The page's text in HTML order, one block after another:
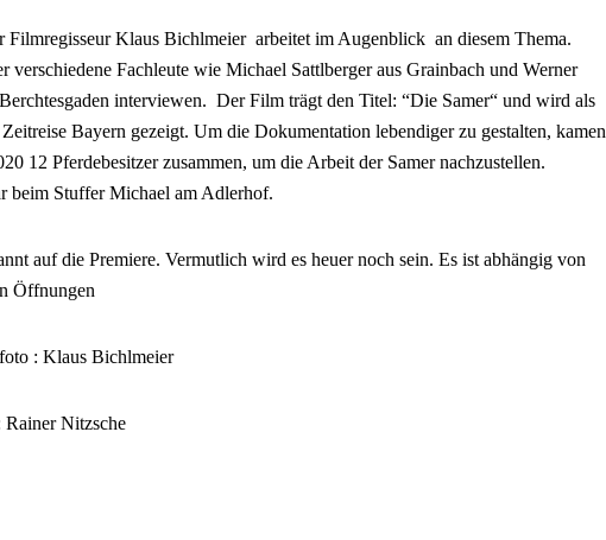
Filmregisseur Klaus Bichlmeier arbeitet im Augenblick an diesem Thema.
verschiedene Fachleute wie Michael Sattlberger aus Grainbach und Werner
interviewen. Der Film trägt den Titel: “Die Samer“ und wird als
Bayern gezeigt. Um die Dokumentation lebendiger zu gestalten, kamen
12 Pferdebesitzer zusammen, um die Arbeit der Samer nachzustellen.
beim Stuffer Michael am Adlerhof.
auf die Premiere. Vermutlich wird es heuer noch sein. Es ist abhängig von
Öffnungen
: Klaus Bichlmeier
Rainer Nitzsche